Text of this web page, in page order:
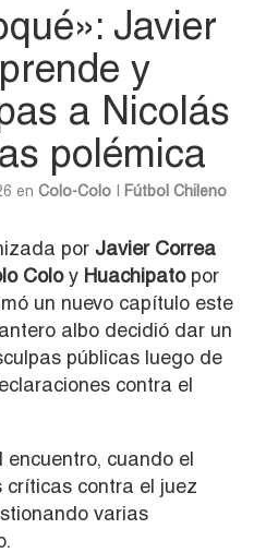
Javier
y
a Nicolás
polémica
en Colo-Colo Fútbol Chileno
por Javier Correa
Coloy Huachipatopor
un nuevo capítulo este
albo decidió dar un
públicas luego de
contra el
cuando el
contra el juez
varias